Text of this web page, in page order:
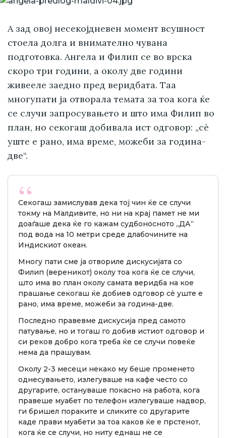
А зад овој несекојдневен момент всушност
стоела долга и внимателно чувана
подготовка. Ангела и Филип се во врска
скоро три години, а околу две години
живееле заедно пред веридбата. Таа
многупати ја отворала темата за тоа кога ќе
се случи запросувањето и што има Филип во
план, но секогаш добивала ист одговор: „сè
уште е рано, има време, можеби за година-
две“.
Секогаш замислував дека тој чин ќе се случи
токму на Малдивите, но ни на крај памет не ми
доаѓаше дека ќе го кажам судбоносното „ДА“
под вода на 10 метри среде длабочините на
Индискиот океан.
Многу пати сме ја отвориле дискусијата со
Филип (вереникот) околу тоа кога ќе се случи,
што има во план околу самата веридба на кое
прашање секогаш ќе добиев одговор сè уште е
рано, има време, можеби за година-две.
Последно правевме дискусија пред самото
патување, но и тогаш го добив истиот одговор и
си реков добро кога треба ќе се случи повеќе
нема да прашувам.
Околу 2-3 месеци некако му беше променето
однесувањето, излегуваше на кафе често со
другарите, остануваше покасно на работа, кога
правеше муабет по телефон излегуваше надвор,
ги бришел пораките и сликите со другарите
каде прави муабети за тоа каков ќе е прстенот,
кога ќе се случи, но ниту еднаш не се